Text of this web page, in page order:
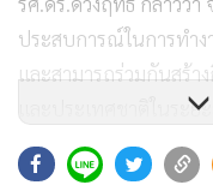
ประสบการณ์ในการทำง
และสามารถร่วมกันสร้า
และประเทศชาติในระ